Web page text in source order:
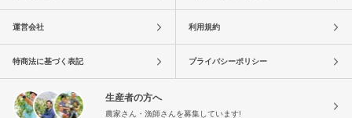
運営会社 利用規約
特商法に基づく表記 プライバシーポリシー
生産者の方へ
農家さん・漁師さんを募集しています!